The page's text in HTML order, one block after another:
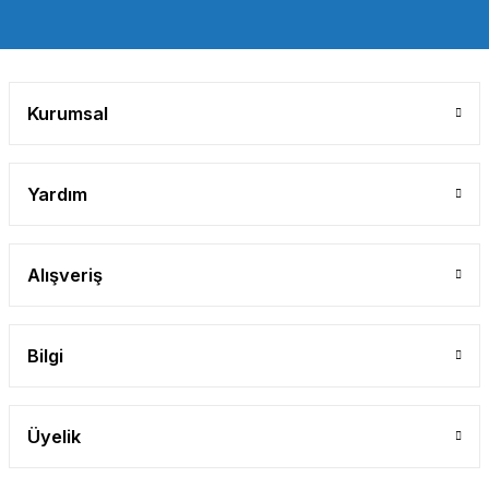
Kurumsal
Yardım
Alışveriş
Bilgi
Üyelik